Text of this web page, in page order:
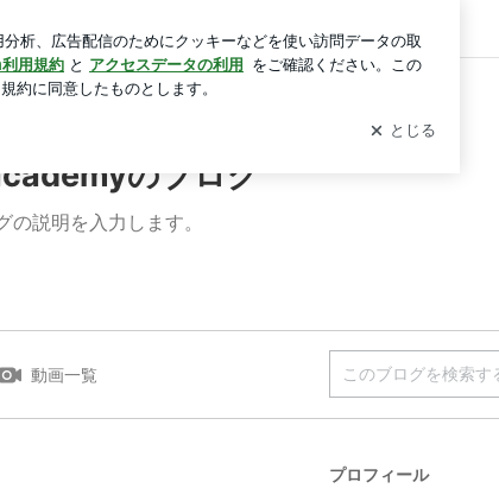
新規登録 ログイン
のブログ
の説明を入力します。
動画一覧
プロフィール